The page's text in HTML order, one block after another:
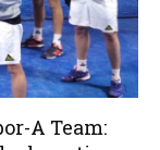
A Team: